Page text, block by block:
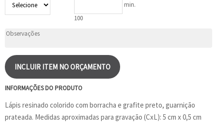
min.
100
INCLUIR ITEM NO ORÇAMENTO
INFORMAÇÕES DO PRODUTO
Lápis resinado colorido com borracha e grafite preto, guarnição
prateada. Medidas aproximadas para gravação (CxL): 5 cm x 0,5 cm